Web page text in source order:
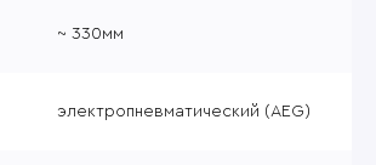
~ 330мм
электропневматический (AEG)